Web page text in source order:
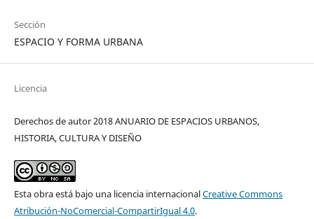
Sección
ESPACIO Y FORMA URBANA
Licencia
Derechos de autor 2018 ANUARIO DE ESPACIOS URBANOS,
HISTORIA, CULTURA Y DISEÑO
Esta obra está bajo una licencia internacionalCreative Commons
Atribución-NoComercial-CompartirIgual 4.0.